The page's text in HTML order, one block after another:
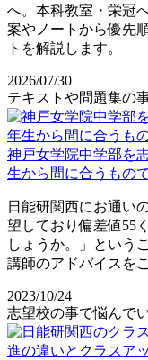
へ。本科教室・栄冠
案やノートから優先
トを解説します。
2026/07/30
テキストや問題集の
神戸女学院中学部を
生から間に合うもの
日能研関西にお通い
望しており偏差値55
しょうか。」という
講師のアドバイスを
2023/10/24
志望校の事で悩んで